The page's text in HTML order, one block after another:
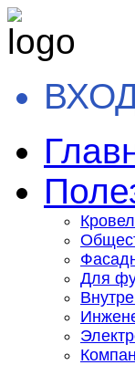
Для